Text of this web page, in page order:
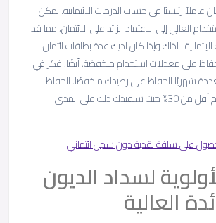
عاملاً رئيسيًا في حساب الدرجات الائتمانية. يمكن
العالي إلى الاعتماد الزائد على الائتمان، مما قد
. لذلك وإذا كان لديك عدة بطاقات ائتمان،
على معدلات استخدام منخفضة. أيضًا، فكر في
شهريًا للحفاظ على رصيدك منخفضًا. الحفاظ
على نسبة الاستخدام أقل من 30% حيث سيفيدك ذلك على المدى
على سلفة نقدية دون سجل ائتماني
لسداد الديون
العالية